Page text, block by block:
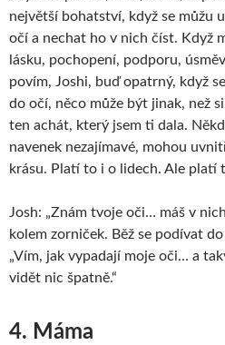
největší bohatství, když se můžu
očí a nechat ho v nich číst. Když
lásku, pochopení, podporu,
povím, Joshi, buď opatrný, když
do očí, něco může být jinak, než
ten achát, který jsem ti dala.
navenek nezajímavé, mohou
krásu. Platí to i o lidech. Ale platí
Josh: „Znám tvoje oči… máš v
kolem zorniček. Běž se podívat
„Vím, jak vypadají moje oči… a
vidět nic špatně.“
4. Máma